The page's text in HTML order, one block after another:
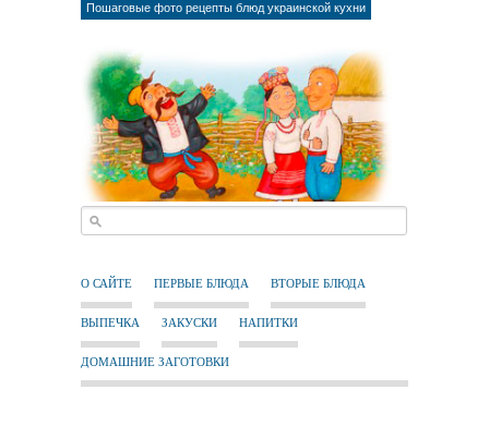
Пошаговые фото рецепты блюд украинской кухни
О САЙТЕ ПЕРВЫЕ БЛЮДА ВТОРЫЕ БЛЮДА
ВЫПЕЧКА ЗАКУСКИ НАПИТКИ
ДОМАШНИЕ ЗАГОТОВКИ